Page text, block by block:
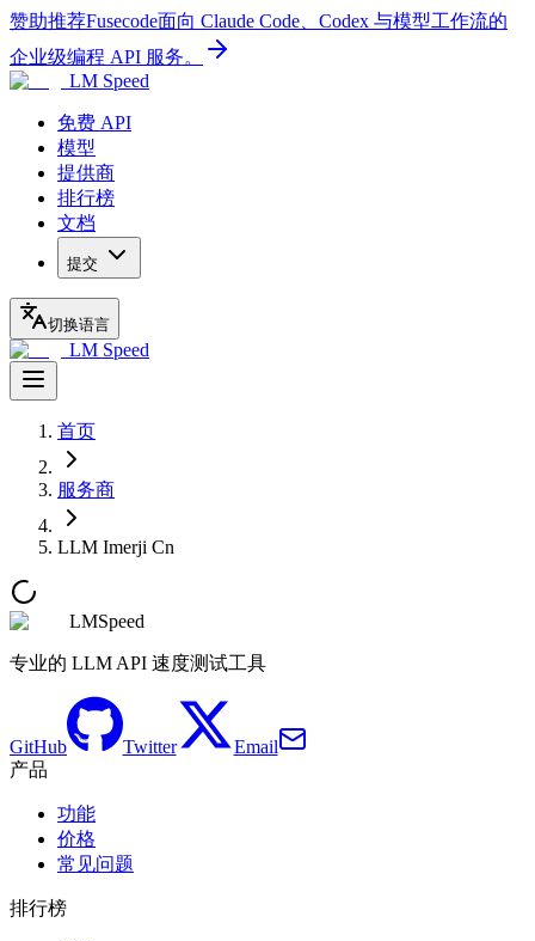
赞助推荐Fusecode面向 Claude Code、Codex 与模型工作流的
企业级编程 API 服务。
LM Speed
免费 API
模型
提供商
排行榜
文档
提交
切换语言
LM Speed
首页
服务商
LLM Imerji Cn
LMSpeed
专业的 LLM API 速度测试工具
GitHub Twitter
Email
产品
功能
价格
常见问题
排行榜